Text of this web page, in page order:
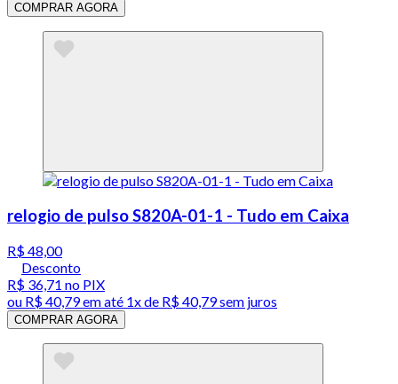
COMPRAR AGORA
relogio de pulso S820A-01-1 - Tudo em Caixa
R$ 48,00
Desconto
R$ 36,71 no PIX
ou R$ 40,79em até 1x de R$ 40,79sem juros
COMPRAR AGORA